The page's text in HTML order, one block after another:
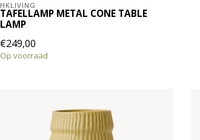
HKLIVING
TAFELLAMP METAL CONE TABLE
LAMP
€249,00
Op voorraad